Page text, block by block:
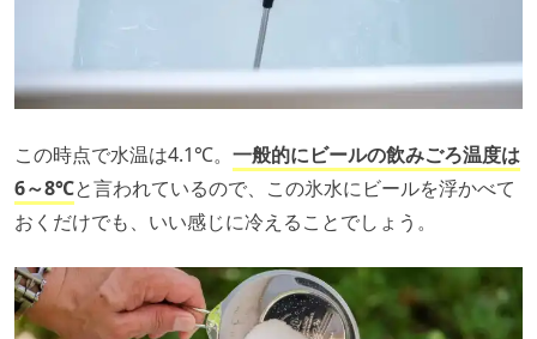
この時点で水温は4.1℃。 一般的にビールの飲みごろ温度は
6～8℃と言われているので、この氷水にビールを浮かべて
おくだけでも、いい感じに冷えることでしょう。